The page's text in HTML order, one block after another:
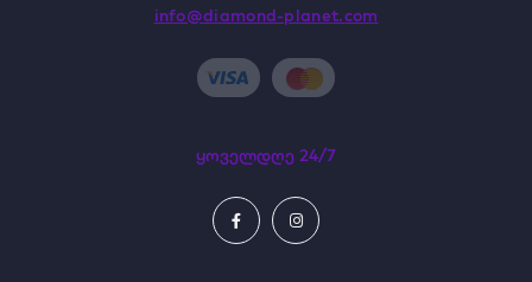
info@diamond-planet.com
ყოველდღე 24/7